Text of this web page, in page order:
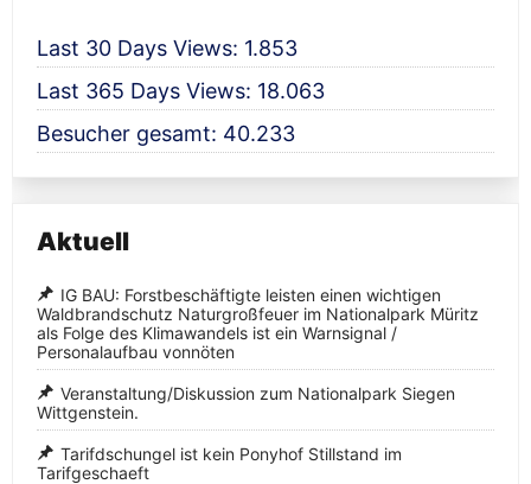
Last 30 Days Views: 1.853
Last 365 Days Views: 18.063
Besucher gesamt: 40.233
Aktuell
IG BAU: Forstbeschäftigte leisten einen wichtigen
Waldbrandschutz Naturgroßfeuer im Nationalpark Müritz
als Folge des Klimawandels ist ein Warnsignal /
Personalaufbau vonnöten
Veranstaltung/Diskussion zum Nationalpark Siegen
Wittgenstein.
Tarifdschungel ist kein Ponyhof Stillstand im
Tarifgeschaeft